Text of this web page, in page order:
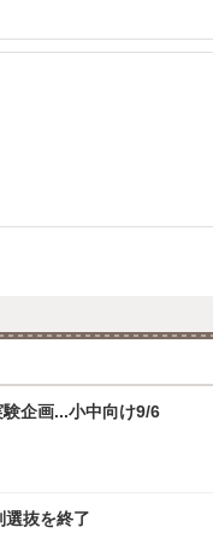
企画...小中向け9/6
選抜を終了